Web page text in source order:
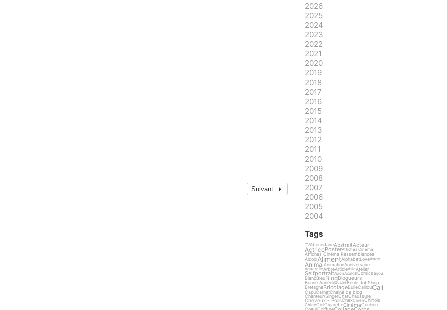
Suivant
2026
2025
2024
2023
2022
2021
2020
2019
2018
2017
2016
2015
2014
2013
2012
2011
2010
2009
2008
2007
2006
2005
2004
Tags
TVAbécédaireAbstraitActeur
ActricePosterAffiches Cinéma
Affiches Cinéma Ressemblances
AlcoolAlimentAlphabetLoveAnge
AnimalAnimationAnniversaire
AquarelleArbreArticleAsieAtelier
SelfportraitAvionAxolotlComicsBijou
BlancBleuBlogBlogueurs
Bonne AnnéeBoucheBouletJobShop
BretagneBricolageBulleCaillouCali
CapuCarnetChaine de blog
Chanteur/SingerChatChaussure
Cheveux - PoilsChexChienChinois
ChloéCielCigaretteCinémaCochon